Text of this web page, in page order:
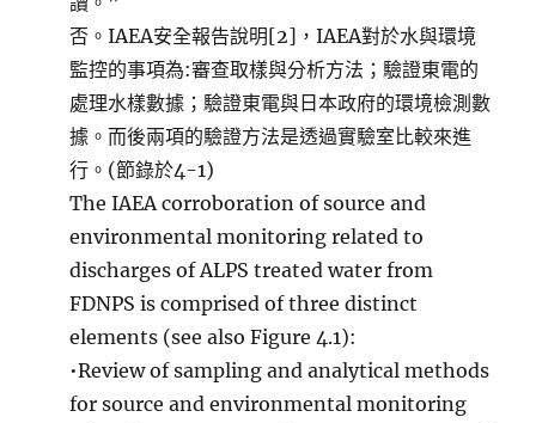
否。IAEA安全報告說明[2]，IAEA對於水與環境
監控的事項為:審查取樣與分析方法；驗證東電的
處理水樣數據；驗證東電與日本政府的環境檢測數
據。而後兩項的驗證方法是透過實驗室比較來進
行。(節錄於4-1)
The IAEA corroboration of source and
environmental monitoring related to
discharges of ALPS treated water from
FDNPS is comprised of three distinct
elements (see also Figure 4.1):
•Review of sampling and analytical methods
for source and environmental monitoring